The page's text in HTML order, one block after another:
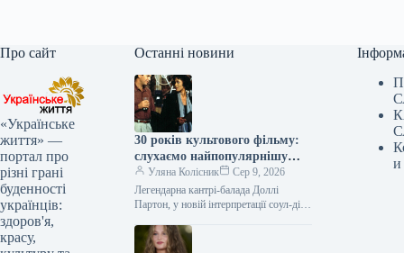
Про сайт
«Українське
життя» —
портал про
різні грані
буденності
українців:
здоров'я,
красу,
Останні новини
30 років культового фільму:
слухаємо найпопулярнішу
пісню з 1,3 млрд переглядів
Уляна Колісник
Сер 9, 2026
Легендарна кантрі-балада Доллі
Партон, у новій інтерпретації соул-діви
найуспішнішого саундтреку світу,
продавши приголомшливі 44 мільйони
и